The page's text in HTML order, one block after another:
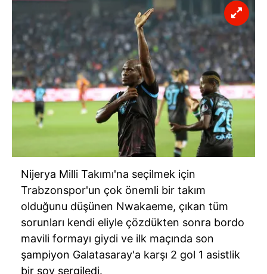
Nijerya Milli Takımı'na seçilmek için
Trabzonspor'un çok önemli bir takım
olduğunu düşünen Nwakaeme, çıkan tüm
sorunları kendi eliyle çözdükten sonra bordo
mavili formayı giydi ve ilk maçında son
şampiyon Galatasaray'a karşı 2 gol 1 asistlik
bir şov sergiledi.